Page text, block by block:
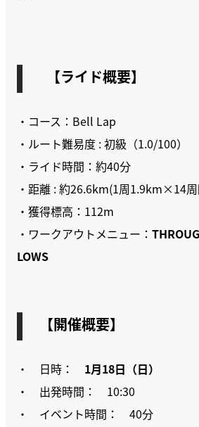
【ライド概要】
・コース：Bell Lap
・ルート難易度 : 初級（1.0/100）
・ライド時間：約40分
・距離 : 約26.6km(1周1.9km×14周
・獲得標高：112m
・ワークアウトメニュー：
LOWS
【 開催概要】
・ 日時： 1月18日（日）
・ 出発時間： 10:30
・ イベント時間： 40分